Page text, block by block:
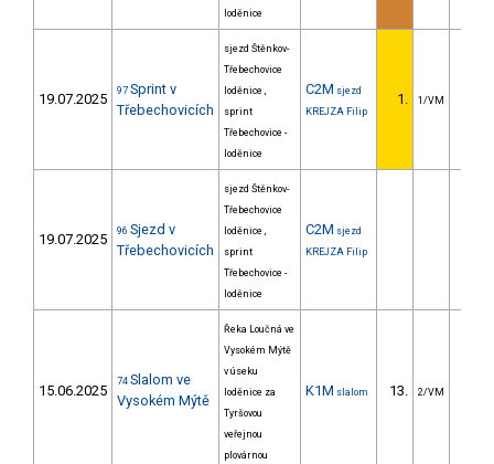
loděnice
19.07.2025 97 Sprint v
Třebechovicích
sjezd Štěnkov-
Třebechovice
loděnice ,
sprint
Třebechovice -
loděnice
C2M sjezd
KREJZA Filip
1. 1/VM
19.07.2025 96 Sjezd v
Třebechovicích
sjezd Štěnkov-
Třebechovice
loděnice ,
sprint
Třebechovice -
loděnice
C2M sjezd
KREJZA Filip
15.06.2025
74 Slalom ve
Vysokém Mýtě
Řeka Loučná ve
Vysokém Mýtě
v úseku
loděnice za
Tyršovou
veřejnou
plovárnou
K1M slalom 13. 2/VM